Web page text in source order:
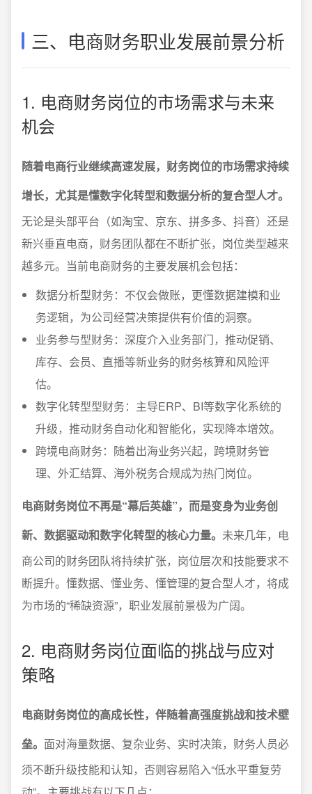
三、电商财务职业发展前景分析
1. 电商财务岗位的市场需求与未来
机会
随着电商行业继续高速发展，财务岗位的市场需求持续
增长，尤其是懂数字化转型和数据分析的复合型人才。
无论是头部平台（如淘宝、京东、拼多多、抖音）还是
新兴垂直电商，财务团队都在不断扩张，岗位类型越来
越多元。当前电商财务的主要发展机会包括：
数据分析型财务：不仅会做账，更懂数据建模和业
务逻辑，为公司经营决策提供有价值的洞察。
业务参与型财务：深度介入业务部门，推动促销、
库存、会员、直播等新业务的财务核算和风险评
估。
数字化转型型财务：主导ERP、BI等数字化系统的
升级，推动财务自动化和智能化，实现降本增效。
跨境电商财务：随着出海业务兴起，跨境财务管
理、外汇结算、海外税务合规成为热门岗位。
电商财务岗位不再是“幕后英雄”，而是变身为业务创
新、数据驱动和数字化转型的核心力量。 未来几年，电
商公司的财务团队将持续扩张，岗位层次和技能要求不
断提升。懂数据、懂业务、懂管理的复合型人才，将成
为市场的“稀缺资源”，职业发展前景极为广阔。
2. 电商财务岗位面临的挑战与应对
策略
电商财务岗位的高成长性，伴随着高强度挑战和技术壁
垒。 面对海量数据、复杂业务、实时决策，财务人员必
须不断升级技能和认知，否则容易陷入“低水平重复劳